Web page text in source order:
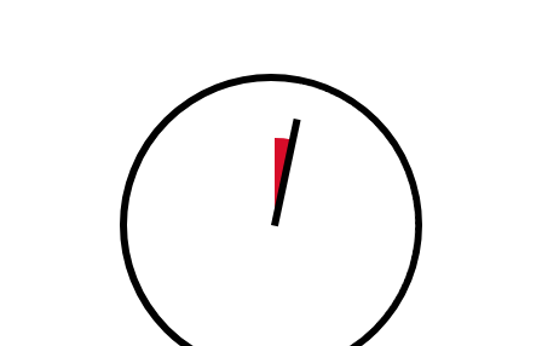
9
0
0